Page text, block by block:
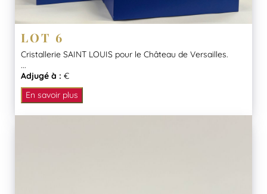
LOT 6
Cristallerie SAINT LOUIS pour le Château de Versailles.
...
Adjugé à : €
En savoir plus